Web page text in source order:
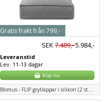
SEK7.489,-5.984,-
Leveranstid
Lev. 11-13 dagar
Gratis frakt från 799,-
Blomus - FLIP grytlappar i silikon (2 st.) - benvit